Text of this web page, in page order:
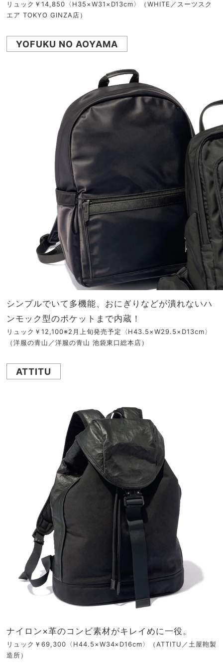
リュック￥14,850〈H35×W31×D13cm〉（WHITE／スーツスク
エア TOKYO GINZA店）
YOFUKU NO AOYAMA
シンプルでいて多機能、おにぎりなどが潰れないハ
ンモック型のポケットまで内蔵！
リュック￥12,100※2月上旬発売予定〈H43.5×W29.5×D13cm〉
（洋服の青山／洋服の青山 池袋東口総本店）
ATTITU
ナイロン×革のコンビ素材がキレイめに一役。
リュック￥69,300〈H44.5×W34×D16cm〉（ATTITU／土屋鞄製
造所）